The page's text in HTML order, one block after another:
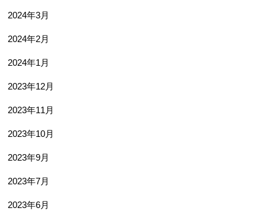
2024年3月
2024年2月
2024年1月
2023年12月
2023年11月
2023年10月
2023年9月
2023年7月
2023年6月